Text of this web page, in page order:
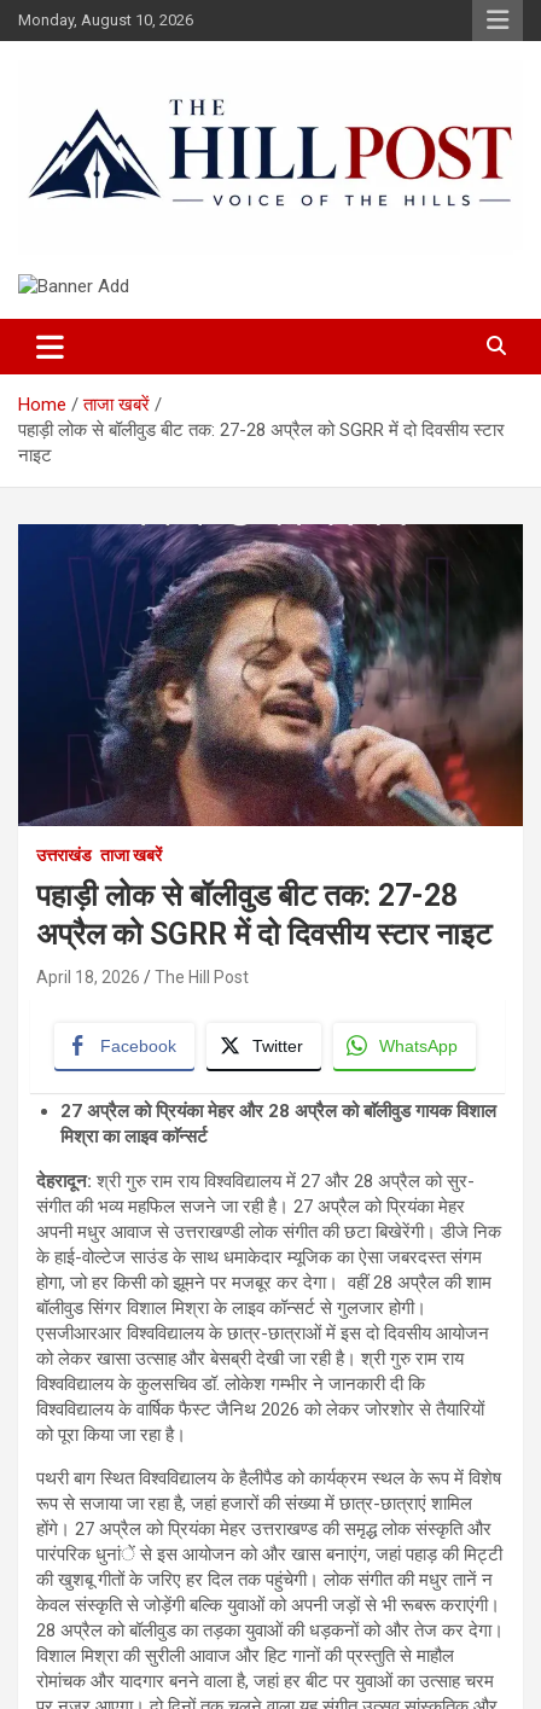
Skip
to
Monday, August 10, 2026
The Hillpost
Home
ताजा खबरें
पहाड़ी लोक से बॉलीवुड बीट तक: 27-28 अप्रैल को SGRR में दो दिवसीय स्टार
नाइट
उत्तराखंड ताजा खबरें
पहाड़ी लोक से बॉलीवुड बीट तक: 27-28
अप्रैल को SGRR में दो दिवसीय स्टार नाइट
April 18, 2026 The Hill Post
Facebook Twitter WhatsApp
27 अप्रैल को प्रियंका मेहर और 28 अप्रैल को बाॅलीवुड गायक विशाल
मिश्रा का लाइव काॅन्सर्ट
देहरादून: श्री गुरु राम राय विश्वविद्यालय में 27 और 28 अप्रैल को सुर-
संगीत की भव्य महफिल सजने जा रही है। 27 अप्रैल को प्रियंका मेहर
अपनी मधुर आवाज से उत्तराखण्डी लोक संगीत की छटा बिखेरेंगी। डीजे निक
के हाई-वोल्टेज साउंड के साथ धमाकेदार म्यूजिक का ऐसा जबरदस्त संगम
होगा, जो हर किसी को झूमने पर मजबूर कर देगा। वहीं 28 अप्रैल की शाम
बॉलीवुड सिंगर विशाल मिश्रा के लाइव कॉन्सर्ट से गुलजार होगी।
एसजीआरआर विश्वविद्यालय के छात्र-छात्राओं में इस दो दिवसीय आयोजन
को लेकर खासा उत्साह और बेसब्री देखी जा रही है। श्री गुरु राम राय
विश्वविद्यालय के कुलसचिव डॉ. लोकेश गम्भीर ने जानकारी दी कि
विश्वविद्यालय के वार्षिक फैस्ट जैनिथ 2026 को लेकर जोरशोर से तैयारियों
को पूरा किया जा रहा है।
पथरी बाग स्थित विश्वविद्यालय के हैलीपैड को कार्यक्रम स्थल के रूप में विशेष
रूप से सजाया जा रहा है, जहां हजारों की संख्या में छात्र-छात्राएं शामिल
होंगे। 27 अप्रैल को प्रियंका मेहर उत्तराखण्ड की समृद्ध लोक संस्कृति और
पारंपरिक धुनांें से इस आयोजन को और खास बनाएंग, जहां पहाड़ की मिट्टी
की खुशबू गीतों के जरिए हर दिल तक पहुंचेगी। लोक संगीत की मधुर तानें न
केवल संस्कृति से जोड़ेंगी बल्कि युवाओं को अपनी जड़ों से भी रूबरू कराएंगी।
28 अप्रैल को बॉलीवुड का तड़का युवाओं की धड़कनों को और तेज कर देगा।
विशाल मिश्रा की सुरीली आवाज और हिट गानों की प्रस्तुति से माहौल
रोमांचक और यादगार बनने वाला है, जहां हर बीट पर युवाओं का उत्साह चरम